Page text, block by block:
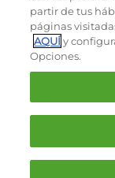
partir de tus
páginas
AQUÍy
Opciones.